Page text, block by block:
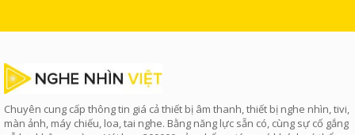
Chuyên cung cấp thông tin giá cả thiết bị âm thanh, thiết bị nghe nhìn, tivi,
màn ảnh, máy chiếu, loa, tai nghe. Bằng năng lực sẵn có, cùng sự cố gắng